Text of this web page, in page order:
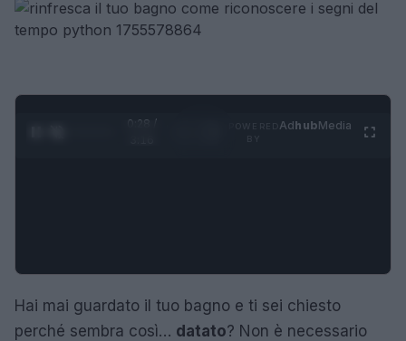
0:29 /
AdhubMedia
Hai mai guardato il tuo bagno e ti sei chiesto
perché sembra così… datato? Non è necessario